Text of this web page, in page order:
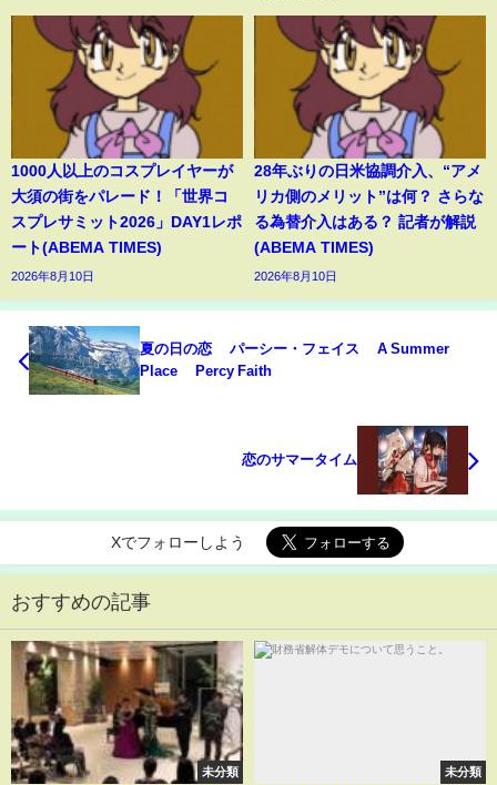
1000人以上のコスプレイヤーが
大須の街をパレード！「世界コ
スプレサミット2026」DAY1レポ
ート(ABEMA TIMES)
2026年8月10日
28年ぶりの日米協調介入、“アメ
リカ側のメリット”は何？ さらな
る為替介入はある？ 記者が解説
(ABEMA TIMES)
2026年8月10日
夏の日の恋 パーシー・フェイス A Summer
Place Percy Faith
恋のサマータイム
Xでフォローしよう
おすすめの記事
未分類 未分類